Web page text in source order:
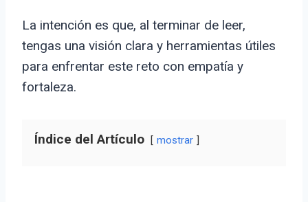
La intención es que, al terminar de leer,
tengas una visión clara y herramientas útiles
para enfrentar este reto con empatía y
fortaleza.
Índice del Artículo mostrar